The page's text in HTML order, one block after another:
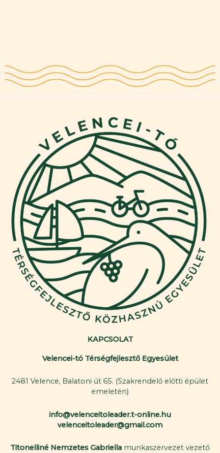
KAPCSOLAT
Velencei-tó Térségfejlesztő Egyesület
2481 Velence, Balatoni út 65. (Szakrendelő előtti épület
emeletén)
info@velenceitoleader.t-online.hu
velenceitoleader@gmail.com
Titonelliné Nemzetes Gabriella munkaszervezet vezető